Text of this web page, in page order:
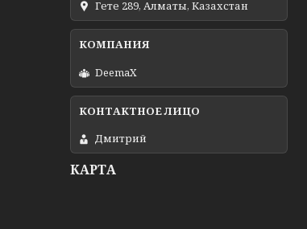
Гете 289, Алматы, Казахстан
DeemaX
Дмитрий
КАРТА